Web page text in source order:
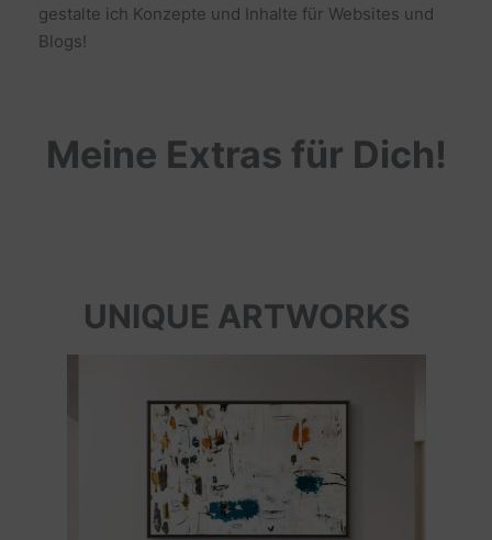
gestalte ich Konzepte und Inhalte für Websites und
Blogs!
Meine Extras für Dich!
UNIQUE ARTWORKS